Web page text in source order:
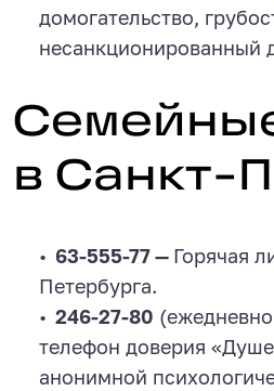
домогательство,
несанкционированный
Семейные
в Санкт-
63-555-77 — Горячая
Петербурга.
246-27-80
телефон доверия
анонимной